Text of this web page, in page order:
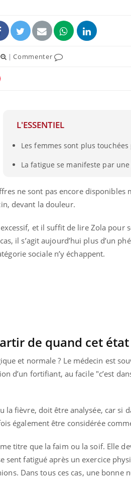
|Commenter
L'ESSENTIEL
Les femmes sont plus
La fatigue se manifeste par
ne sont pas encore disponibles
devant la douleur.
et il suffit de lire Zola pour
il s’agit aujourd’hui plus d’un
sociale n’y échappent.
de quand cet
et normale ? Le médecin est
d’un fortifiant, au facile "c’est
fièvre, doit être analysée, car si
également être considérée
titre que la faim ou la soif. Elle
sent fatigué après un exercice
Dans tous ces cas, une
des Mains : se
l’été ! Youtube
! Vacances, plage, piscine,
en plein air… Nos mains
Le
défis,